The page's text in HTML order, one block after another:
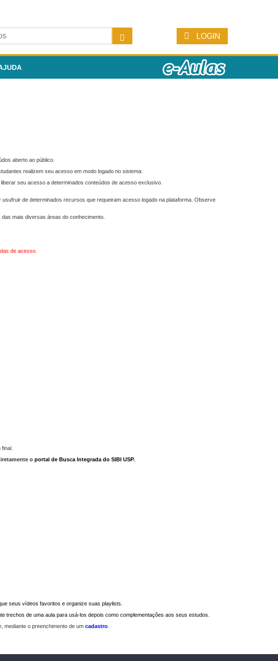
LOGIN
aberto ao público.
realizem seu acesso em modo logado no sistema:
seu acesso a determinados conteúdos de acesso exclusivo.
usufruir de determinados recursos que requeiram acesso logado na plataforma. Observe
mais diversas áreas do conhecimento.
de acesso.
o portal de Busca Integrada do SIBI USP.
seus vídeos favoritos e organize suas playlists.
trechos de uma aula para usá-los depois como complementações aos seus estudos.
mediante o preenchimento de um cadastro